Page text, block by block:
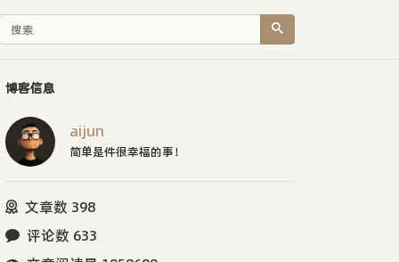
博客信息
aijun
简单是件很幸福的事！
文章数 398
评论数 633